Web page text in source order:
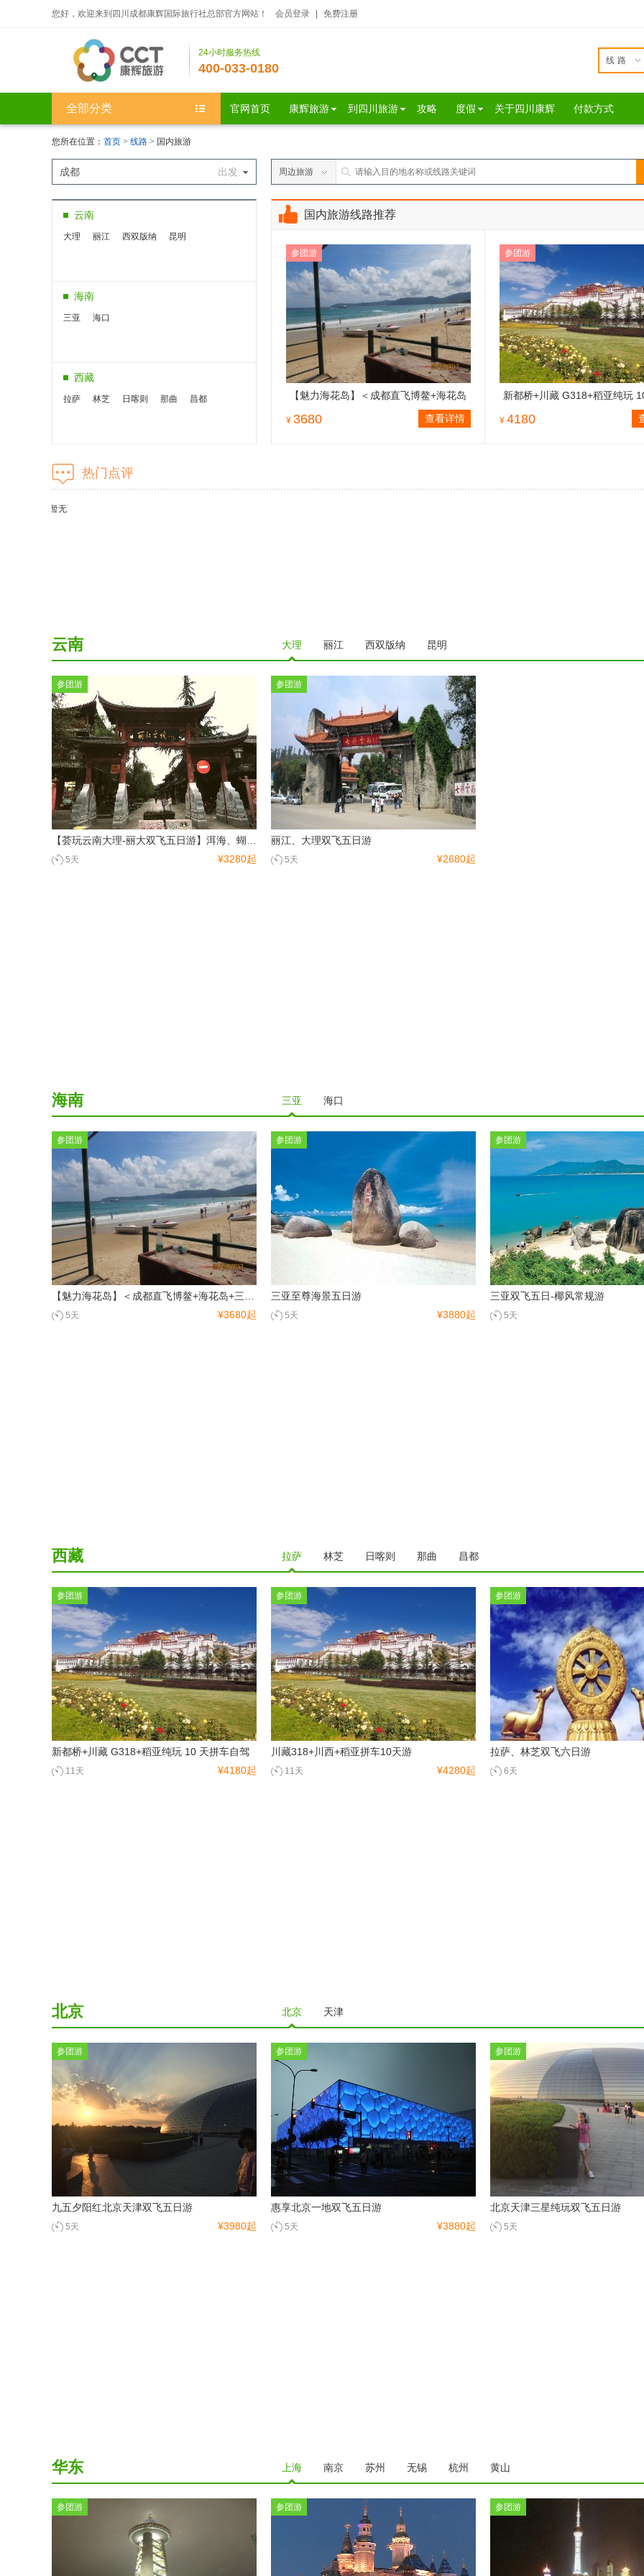
您好，欢迎来到四川成都康辉国际旅行社总部官方网站！ 会员登录 免费注册
24小时服务热线
400-033-0180
线路
全部分类 官网首页 康辉旅游 到四川旅游 攻略 度假 关于四川康辉 付款方式
您所在位置： 首页 > 线路 > 国内旅游
出发
成都 周边旅游
云南
大理 丽江 西双版纳 昆明
海南
三亚 海口
西藏
拉萨 林芝 日喀则 那曲 昌都
北京 天津
厦门
重庆湖北湖南
重庆 张家界
西部地区
桂林 南宁 北海 内蒙古
宁夏
青海
山西 西安
东北
河南
少林寺 龙门石窟 郑州 开封 云台山
甘肃
兰州 嘉峪关 酒泉 定西
广西
南宁 桂林 北海
和田地区
喀什地区
塔城
港、澳、台
台湾 香港 澳门
国内旅游线路推荐
参团游
【魅力海花岛】＜成都直飞博鳌+海花岛
+三亚6天5晚游＞四川独立发团，入住
查看详情
¥ 3680
参团游
新都桥+川藏 G318+稻亚纯玩
自驾
¥ 4180
热门点评
暂无
云南 大理 丽江 西双版纳 昆明
参团游
¥3280起
5天
参团游
丽江、大理双飞五日游
¥2680起
5天
海南 三亚 海口
参团游
¥3680起
5天
参团游
三亚至尊海景五日游
¥3880起
5天
参团游
三亚双飞五日-椰风常规游
5天
西藏 拉萨 林芝 日喀则 那曲 昌都
参团游
新都桥+川藏 G318+稻亚纯玩 10 天拼车自驾
¥4180起
11天
参团游
川藏318+川西+稻亚拼车10天游
¥4280起
11天
参团游
拉萨、林芝双飞六日游
6天
北京 北京 天津
参团游
九五夕阳红北京天津双飞五日游
¥3980起
5天
参团游
惠享北京一地双飞五日游
¥3880起
5天
参团游
北京天津三星纯玩双飞五日游
5天
华东 上海 南京 苏州 无锡 杭州 黄山
参团游 参团游 参团游